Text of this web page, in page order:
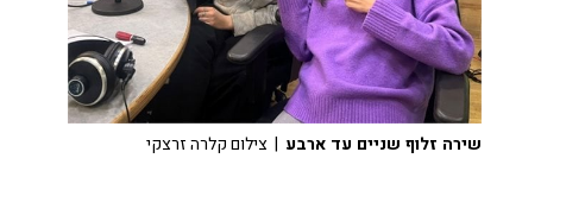
שירה זלוף שניים עד ארבע | צילום קלרה זרצקי